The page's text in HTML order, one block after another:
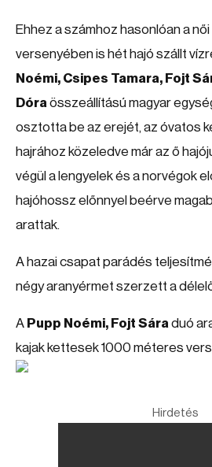
Ehhez a számhoz hasonlóan a
versenyében is hét hajó szállt
Noémi, Csipes Tamara, Fojt
Dóra összeállítású magyar
osztotta be az erejét, az óvatos
hajrához közeledve már az ő
végül a lengyelek és a norvégok
hajóhossz előnnyel beérve
arattak.
A hazai csapat parádés
négy aranyérmet szerzett a
A Pupp Noémi, Fojt Sára duó
kajak kettesek 1000 méteres
Hirdetés